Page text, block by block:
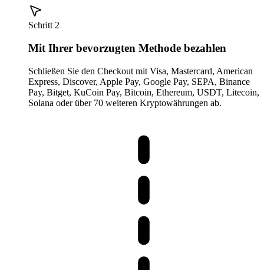
Schritt 2
Mit Ihrer bevorzugten Methode bezahlen
Schließen Sie den Checkout mit Visa, Mastercard, American
Express, Discover, Apple Pay, Google Pay, SEPA, Binance
Pay, Bitget, KuCoin Pay, Bitcoin, Ethereum, USDT, Litecoin,
Solana oder über 70 weiteren Kryptowährungen ab.